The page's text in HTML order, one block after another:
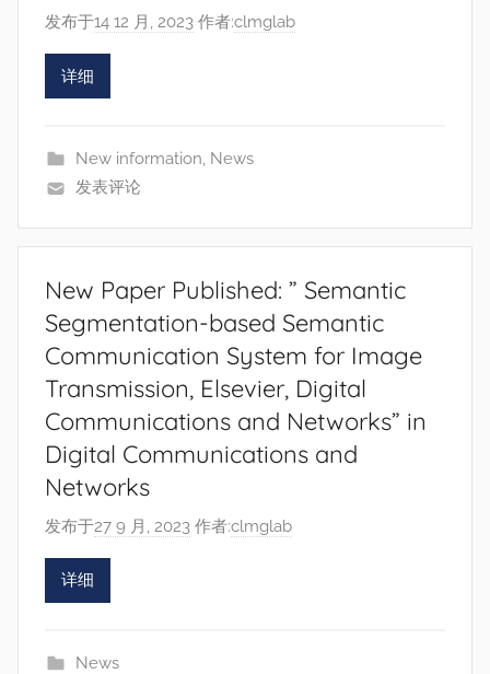
发布于14 12 月, 2023 作者:clmglab
详细
New information, News
发表评论
New Paper Published: ” Semantic
Segmentation-based Semantic
Communication System for Image
Transmission, Elsevier, Digital
Communications and Networks” in
Digital Communications and
Networks
发布于27 9 月, 2023 作者:clmglab
详细
News